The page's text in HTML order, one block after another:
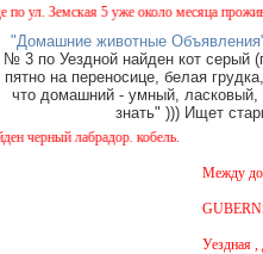
Земская 5 уже около месяца проживает
"Домашние животные
№ 3 по Уездной найден кот серый
пятно на переносице, белая
что домашний - умный, ласковый,
знать" ))) Ищет
лабрадор. кобель.
Между
Уездная ,